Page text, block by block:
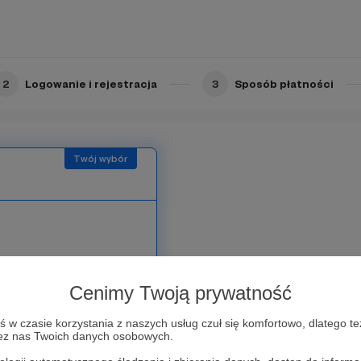
Cenimy Twoją prywatność
w czasie korzystania z naszych usług czuł się komfortowo, dlatego
nas Twoich danych osobowych.
2 Logowanie i rejestracja 3 Sposób płatności
także wędrują do
i dodaje wiatru w
HaKoach -
i Instagramie.Jeśli